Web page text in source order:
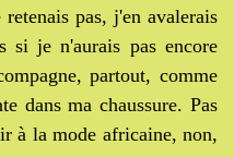
pas, j'en avalerais
si je n'aurais pas encore
partout, comme
dans ma chaussure. Pas
à la mode africaine, non,